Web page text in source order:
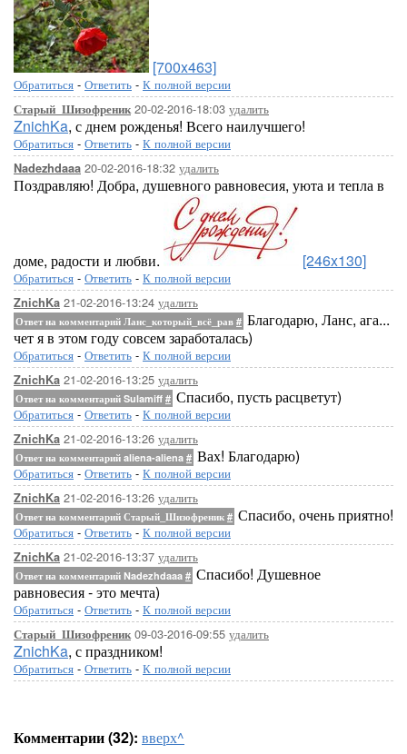
[700x463]
Обратиться - Ответить - К полной версии
Старый_Шизофреник20-02-2016-18:03 удалить
ZnichKa, с днем рожденья! Всего наилучшего!
Обратиться - Ответить - К полной версии
Nadezhdaaa 20-02-2016-18:32 удалить
Поздравляю! Добра, душевного равновесия, уюта и тепла в
доме, радости и любви. [246x130]
Обратиться - Ответить - К полной версии
ZnichKa 21-02-2016-13:24 удалить
Ответ на комментарий Ланс_который_всё_рав # Благодарю, Ланс, ага...
чет я в этом году совсем заработалась)
Обратиться - Ответить - К полной версии
ZnichKa 21-02-2016-13:25 удалить
Ответ на комментарий Sulamiff # Спасибо, пусть расцветут)
Обратиться - Ответить - К полной версии
ZnichKa 21-02-2016-13:26 удалить
Ответ на комментарий aliena-aliena # Вах! Благодарю)
Обратиться - Ответить - К полной версии
ZnichKa 21-02-2016-13:26 удалить
Ответ на комментарий Старый_Шизофреник # Спасибо, очень приятно!
Обратиться - Ответить - К полной версии
ZnichKa 21-02-2016-13:37 удалить
Ответ на комментарий Nadezhdaaa # Спасибо! Душевное
равновесия - это мечта)
Обратиться - Ответить - К полной версии
Старый_Шизофреник09-03-2016-09:55 удалить
ZnichKa, с праздником!
Обратиться - Ответить - К полной версии
Комментарии (32): вверх^